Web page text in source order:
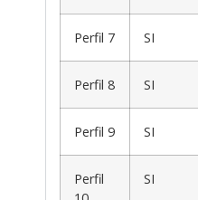
Perfil 7 SI
Perfil 8 SI
Perfil 9 SI
Perfil
SI